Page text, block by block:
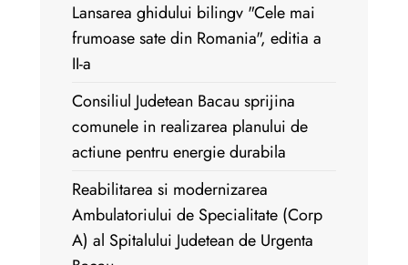
Lansarea ghidului bilingv "Cele mai
frumoase sate din Romania", editia a
II-a
Consiliul Judetean Bacau sprijina
comunele in realizarea planului de
actiune pentru energie durabila
Reabilitarea si modernizarea
Ambulatoriului de Specialitate (Corp
A) al Spitalului Judetean de Urgenta